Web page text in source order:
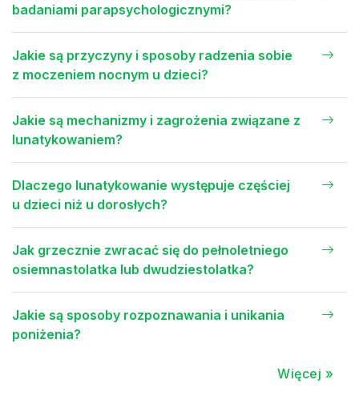
badaniami parapsychologicznymi?
Jakie są przyczyny i sposoby radzenia sobie
z moczeniem nocnym u dzieci?
Jakie są mechanizmy i zagrożenia związane z
lunatykowaniem?
Dlaczego lunatykowanie występuje częściej
u dzieci niż u dorosłych?
Jak grzecznie zwracać się do pełnoletniego
osiemnastolatka lub dwudziestolatka?
Jakie są sposoby rozpoznawania i unikania
poniżenia?
Więcej »